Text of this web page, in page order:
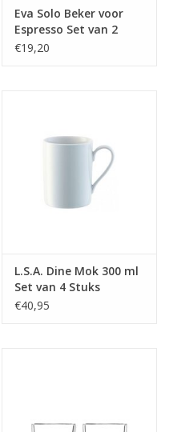
Eva Solo Beker voor
Espresso Set van 2
Stuks
€19,20
L.S.A. Dine Mok 300 ml
Set van 4 Stuks
€40,95